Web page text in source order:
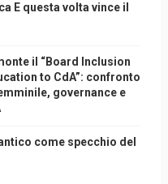
E questa volta vince il
il “Board Inclusion
to CdA”: confronto
governance e
come specchio del